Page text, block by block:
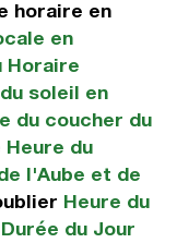
horaire en
en
Horaire
soleil en
du coucher du
Heure du
l'Aube et de
Heure du
Durée du Jour